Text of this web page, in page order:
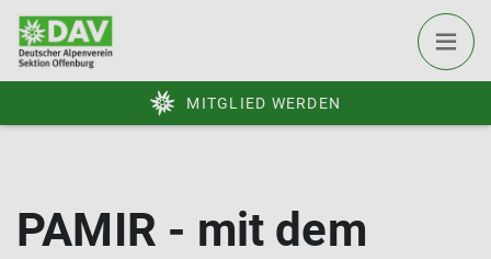
MITGLIED WERDEN
PAMIR - mit dem